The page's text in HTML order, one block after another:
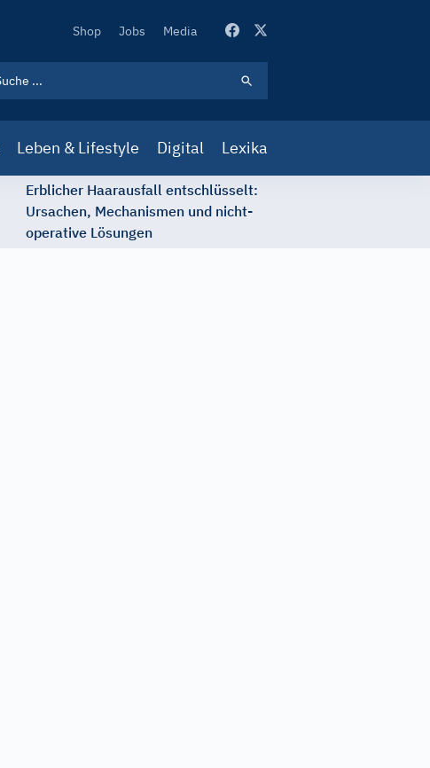
Secondary
Shop Jobs Media
Leben & Lifestyle Digital Lexika
Erblicher Haarausfall entschlüsselt:
Ursachen, Mechanismen und nicht-
operative Lösungen